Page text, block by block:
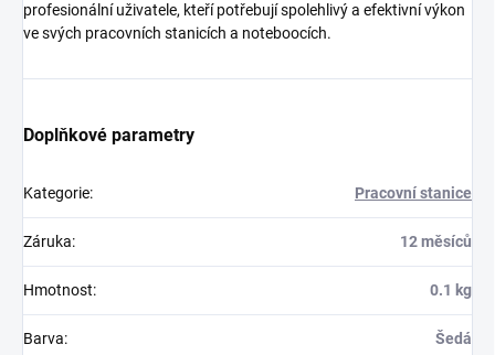
profesionální uživatele, kteří potřebují spolehlivý a efektivní výkon
ve svých pracovních stanicích a noteboocích.
Doplňkové parametry
Kategorie: Pracovní stanice
Záruka: 12 měsíců
Hmotnost: 0.1 kg
Barva: Šedá